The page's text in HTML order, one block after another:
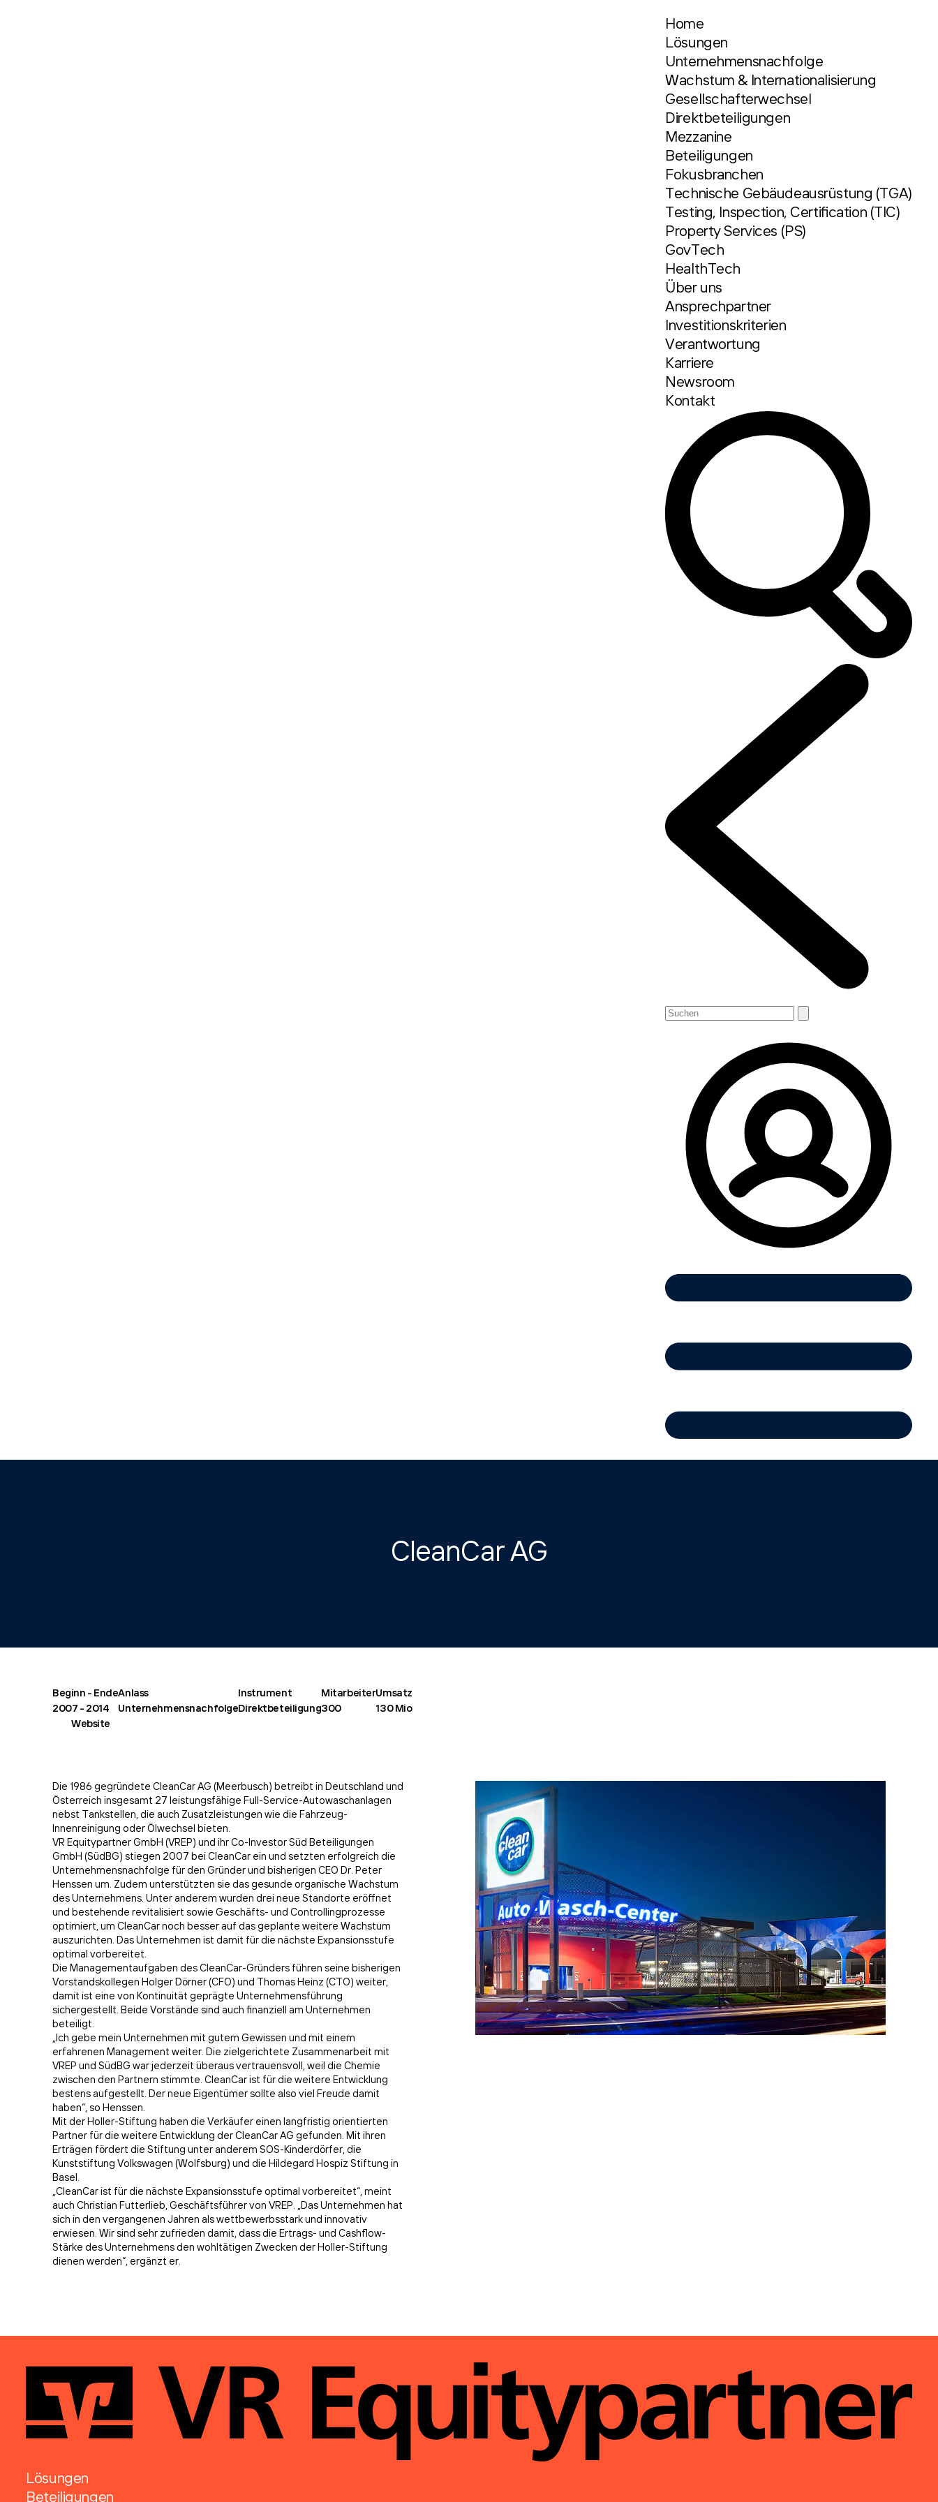
Home
Lösungen
Unternehmensnachfolge
Wachstum & Internationalisierung
Gesellschafterwechsel
Direktbeteiligungen
Mezzanine
Beteiligungen
Fokusbranchen
Technische Gebäudeausrüstung (TGA)
Testing, Inspection, Certification (TIC)
Property Services (PS)
GovTech
HealthTech
Über uns
Ansprechpartner
Investitionskriterien
Verantwortung
Karriere
Newsroom
Kontakt
CleanCar AG
Beginn - Ende
2007 - 2014
Anlass
Unternehmensnachfolge
Instrument
Direktbeteiligung
Mitarbeiter
300
Umsatz
130 Mio
Website
Die 1986 gegründete CleanCar AG (Meerbusch) betreibt in Deutschland und
Österreich insgesamt 27 leistungsfähige Full-Service-Autowaschanlagen
nebst Tankstellen, die auch Zusatzleistungen wie die Fahrzeug-
Innenreinigung oder Ölwechsel bieten.
VR Equitypartner GmbH (VREP) und ihr Co-Investor Süd Beteiligungen
GmbH (SüdBG) stiegen 2007 bei CleanCar ein und setzten erfolgreich die
Unternehmensnachfolge für den Gründer und bisherigen CEO Dr. Peter
Henssen um. Zudem unterstützten sie das gesunde organische Wachstum
des Unternehmens. Unter anderem wurden drei neue Standorte eröffnet
und bestehende revitalisiert sowie Geschäfts- und Controllingprozesse
optimiert, um CleanCar noch besser auf das geplante weitere Wachstum
auszurichten. Das Unternehmen ist damit für die nächste Expansionsstufe
optimal vorbereitet.
Die Managementaufgaben des CleanCar-Gründers führen seine bisherigen
Vorstandskollegen Holger Dörner (CFO) und Thomas Heinz (CTO) weiter,
damit ist eine von Kontinuität geprägte Unternehmensführung
sichergestellt. Beide Vorstände sind auch finanziell am Unternehmen
beteiligt.
„Ich gebe mein Unternehmen mit gutem Gewissen und mit einem
erfahrenen Management weiter. Die zielgerichtete Zusammenarbeit mit
VREP und SüdBG war jederzeit überaus vertrauensvoll, weil die Chemie
zwischen den Partnern stimmte. CleanCar ist für die weitere Entwicklung
bestens aufgestellt. Der neue Eigentümer sollte also viel Freude damit
haben“, so Henssen.
Mit der Holler-Stiftung haben die Verkäufer einen langfristig orientierten
Partner für die weitere Entwicklung der CleanCar AG gefunden. Mit ihren
Erträgen fördert die Stiftung unter anderem SOS-Kinderdörfer, die
Kunststiftung Volkswagen (Wolfsburg) und die Hildegard Hospiz Stiftung in
Basel.
„CleanCar ist für die nächste Expansionsstufe optimal vorbereitet“, meint
auch Christian Futterlieb, Geschäftsführer von VREP. „Das Unternehmen hat
sich in den vergangenen Jahren als wettbewerbsstark und innovativ
erwiesen. Wir sind sehr zufrieden damit, dass die Ertrags- und Cashflow-
Stärke des Unternehmens den wohltätigen Zwecken der Holler-Stiftung
dienen werden“, ergänzt er.
Lösungen
Beteiligungen